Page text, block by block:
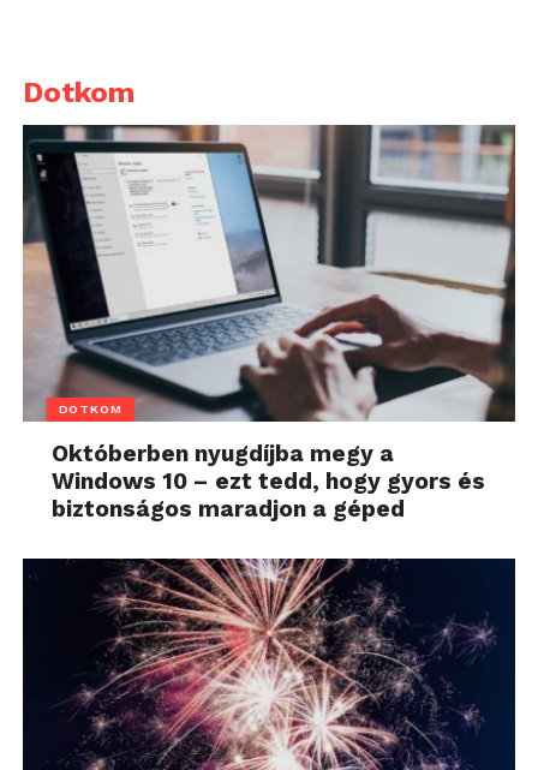
Dotkom
DOTKOM
Októberben nyugdíjba megy a
Windows 10 – ezt tedd, hogy gyors és
biztonságos maradjon a géped